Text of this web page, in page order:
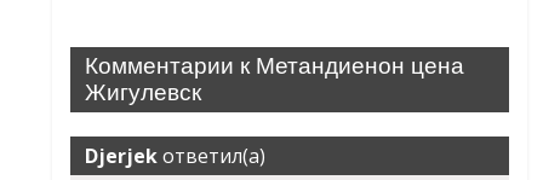
Комментарии к Метандиенон цена
Жигулевск
Djerjekответил(а)